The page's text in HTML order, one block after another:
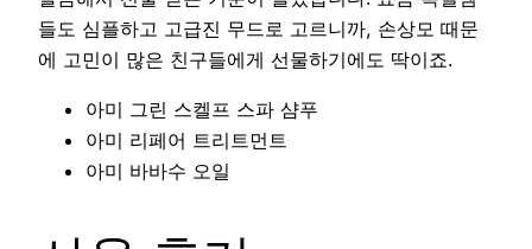
들도 심플하고 고급진 무드로 고르니까, 손상모 때문
에 고민이 많은 친구들에게 선물하기에도 딱이죠.
아미 그린 스켈프 스파 샴푸
아미 리페어 트리트먼트
아미 바바수 오일